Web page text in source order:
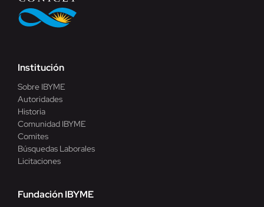
Institución
Sobre IBYME
Autoridades
Historia
Comunidad IBYME
Comites
Búsquedas Laborales
Licitaciones
Fundación IBYME